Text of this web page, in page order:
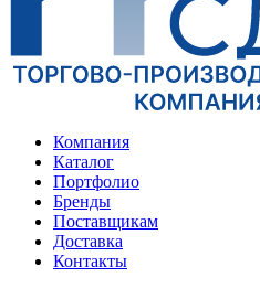
Компания
Каталог
Портфолио
Бренды
Поставщикам
Доставка
Контакты